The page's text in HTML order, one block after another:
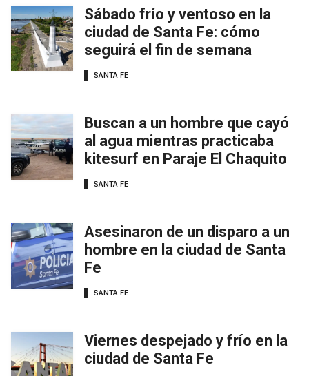
Sábado frío y ventoso en la
ciudad de Santa Fe: cómo
seguirá el fin de semana
SANTA FE
Buscan a un hombre que cayó
al agua mientras practicaba
kitesurf en Paraje El Chaquito
SANTA FE
Asesinaron de un disparo a un
hombre en la ciudad de Santa
Fe
SANTA FE
Viernes despejado y frío en la
ciudad de Santa Fe